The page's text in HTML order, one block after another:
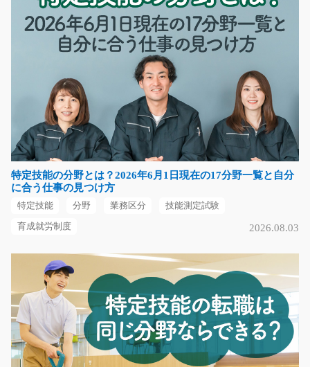
栃木県真岡市
気になる
食品の袋詰などライン作業/i02_00260
【土日祝のみのお仕事です！】Wワークでの勤務も大歓
迎！空調完備の職場内…
長期（3ヶ月以上）
時給1130円
大阪府堺市中区
【急募】自動車メーカーでの物流事務/y08_01783
自動車部品製造メーカーでの物流事務のお仕事をお任せ
します！ 簡単なPC操…
長期（3ヶ月以上）
特定技能の分野とは？2026年6月1日現在の17分野一覧と自分
に合う仕事の見つけ方
特定技能 分野 業務区分 技能測定試験
育成就労制度 2026.08.03